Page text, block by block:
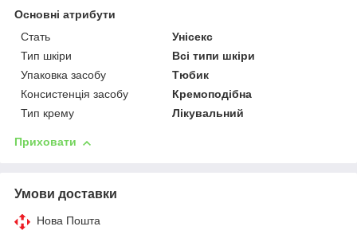
Основні атрибути
Стать
Унісекс
Тип шкіри
Всі типи шкіри
Упаковка засобу
Тюбик
Консистенція засобу
Кремоподібна
Тип крему
Лікувальний
Приховати
Умови доставки
Нова Пошта